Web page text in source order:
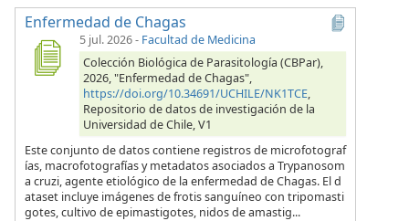
Enfermedad de Chagas
5 jul. 2026- Facultad de Medicina
Colección Biológica de Parasitología (CBPar),
2026, "Enfermedad de Chagas",
https://doi.org/10.34691/UCHILE/NK1TCE,
Repositorio de datos de investigación de la
Universidad de Chile, V1
Este conjunto de datos contiene registros de microfotograf
ías, macrofotografías y metadatos asociados a Trypanosom
a cruzi, agente etiológico de la enfermedad de Chagas. El d
ataset incluye imágenes de frotis sanguíneo con tripomasti
gotes, cultivo de epimastigotes, nidos de amastig...